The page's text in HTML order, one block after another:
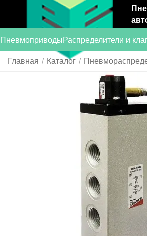
ПневмоприводыРаспределители и
Главная / Каталог /